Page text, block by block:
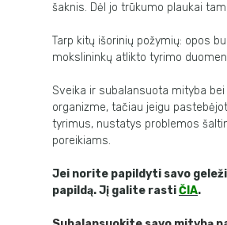
šaknis. Dėl jo trūkumo plaukai
Tarp kitų išorinių požymių: opos
mokslininkų atlikto tyrimo
Sveika ir subalansuota mityba
organizme, tačiau jeigu
tyrimus, nustatys problemos
poreikiams.
Jei norite papildyti savo
papildą. Jį galite rastiČIA.